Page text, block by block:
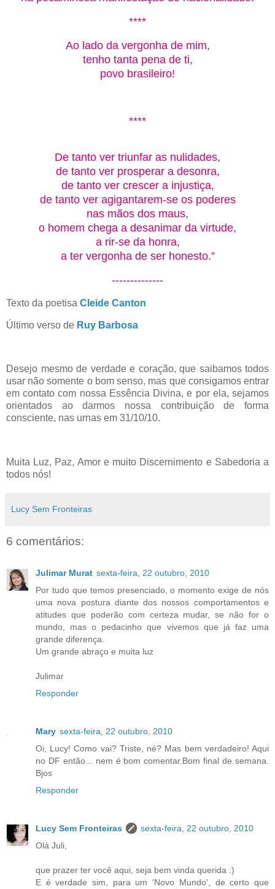
****
Ao lado da vergonha de mim,
tenho tanta pena de ti,
povo brasileiro!
****
De tanto ver triunfar as nulidades,
de tanto ver prosperar a desonra,
de tanto ver crescer a injustiça,
de tanto ver agigantarem-se os poderes
nas mãos dos maus,
o homem chega a desanimar da virtude,
a rir-se da honra,
a ter vergonha de ser honesto.”
--------------
Texto da poetisa Cleide Canton
Último verso de Ruy Barbosa
Desejo mesmo de verdade e coração, que saibamos todos
usar não somente o bom senso, mas que consigamos entrar
em contato com nossa Essência Divina, e por ela, sejamos
orientados ao darmos nossa contribuição de forma
consciente, nas urnas em 31/10/10.
Muita Luz, Paz, Amor e muito Discernimento e Sabedoria a
todos nós!
Lucy Sem Fronteiras
6 comentários:
Julimar Murat sexta-feira, 22 outubro, 2010
Por tudo que temos presenciado, o momento exige de nós
uma nova postura diante dos nossos comportamentos e
atitudes que poderão com certeza mudar, se não for o
mundo, mas o pedacinho que vivemos que já faz uma
grande diferença.
Um grande abraço e muita luz
Julimar
Responder
Mary sexta-feira, 22 outubro, 2010
Oi, Lucy! Como vai? Triste, né? Mas bem verdadeiro! Aqui
no DF então... nem é bom comentar.Bom final de semana.
Bjos
Responder
Lucy Sem Fronteiras
sexta-feira, 22 outubro, 2010
Olá Juli,
que prazer ter você aqui, seja bem vinda querida :)
E é verdade sim, para um 'Novo Mundo', de certo que